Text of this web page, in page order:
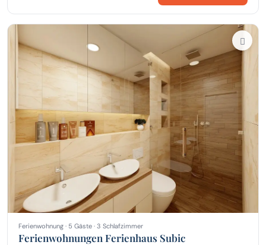
Ferienwohnung · 5 Gäste · 3 Schlafzimmer
Ferienwohnungen Ferienhaus Subic